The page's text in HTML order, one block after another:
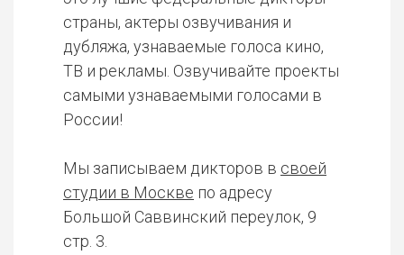
страны, актеры озвучивания и
дубляжа, узнаваемые голоса кино,
ТВ и рекламы. Озвучивайте проекты
самыми узнаваемыми голосами в
России!
Мы записываем дикторов в своей
студии в Москве по адресу
Большой Саввинский переулок, 9
стр. 3.